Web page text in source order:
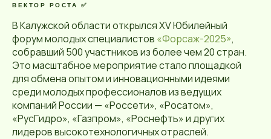
ВЕКТОР РОСТА ✅️
В Калужской области открылся XV Юбилейный
форум молодых специалистов «Форсаж-2025»,
собравший 500 участников из более чем 20 стран.
Это масштабное мероприятие стало площадкой
для обмена опытом и инновационными идеями
среди молодых профессионалов из ведущих
компаний России — «Россети», «Росатом»,
«РусГидро», «Газпром», «Роснефть» и других
лидеров высокотехнологичных отраслей.